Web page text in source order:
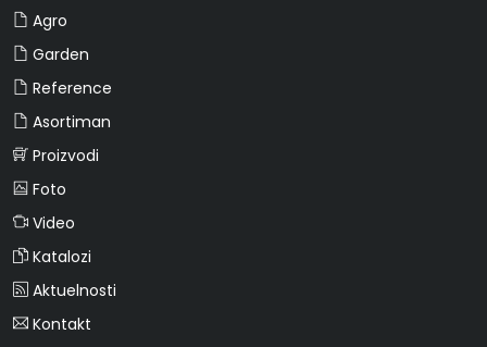
Agro
Garden
Reference
Asortiman
Proizvodi
Foto
Video
Katalozi
Aktuelnosti
Kontakt